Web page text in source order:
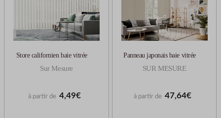
Store californien baie vitrée
Sur Mesure
à partir de 4,49€
Panneau japonais baie vitrée
SUR MESURE
à partir de 47,64€